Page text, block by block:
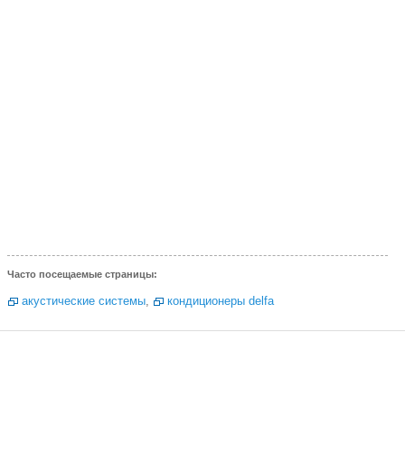
Часто посещаемые страницы:
акустические системы, кондиционеры delfa